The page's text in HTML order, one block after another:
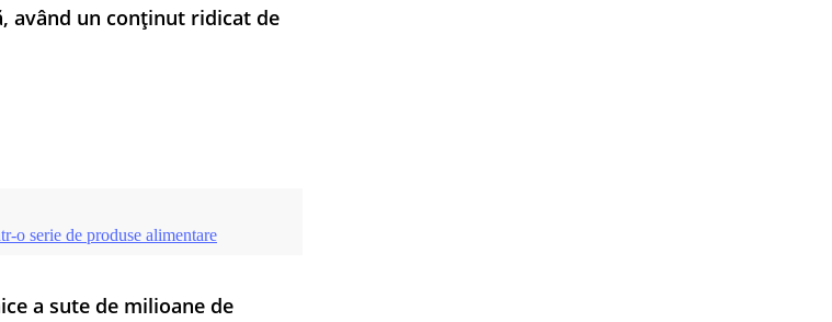
având un conținut ridicat de
o serie de produse alimentare
a sute de milioane de